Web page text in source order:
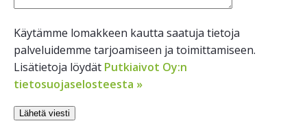
Käytämme lomakkeen kautta saatuja tietoja
palveluidemme tarjoamiseen ja toimittamiseen.
Lisätietoja löydät Putkiaivot Oy:n
tietosuojaselosteesta »